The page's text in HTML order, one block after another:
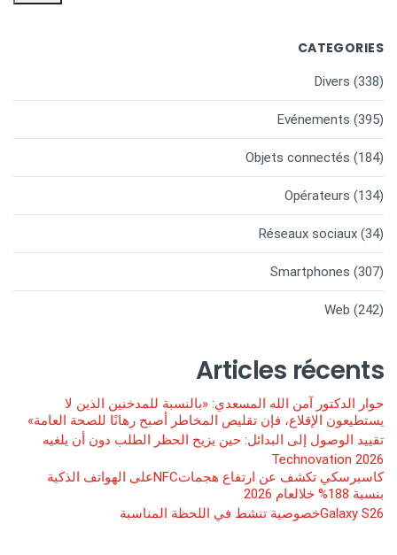
CATEGORIES
Divers (338)
Evénements (395)
Objets connectés (184)
Opérateurs (134)
Réseaux sociaux (34)
Smartphones (307)
Web (242)
Articles récents
حوار الدكتور آمن الله المسعدي: «بالنسبة للمدخنين الذين لا
يستطيعون الإقلاع، فإن تقليص المخاطر أصبح رهانًا للصحة العامة»
تقييد الوصول إلى البدائل: حين يزيح الحظر الطلب دون أن يلغيه
Technovation 2026
كاسبرسكي تكشف عن ارتفاع هجماتNFCعلى الهواتف الذكية
بنسبة 188% خلالعام 2026
Galaxy S26خصوصية تنشط في اللحظة المناسبة